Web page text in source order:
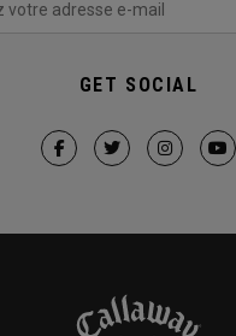
GET SOCIAL